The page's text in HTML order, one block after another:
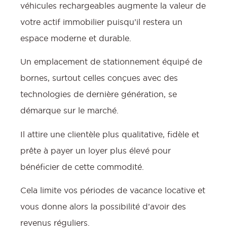
véhicules rechargeables augmente la valeur de
votre actif immobilier puisqu’il restera un
espace moderne et durable.
Un emplacement de stationnement équipé de
bornes, surtout celles conçues avec des
technologies de dernière génération, se
démarque sur le marché.
Il attire une clientèle plus qualitative, fidèle et
prête à payer un loyer plus élevé pour
bénéficier de cette commodité.
Cela limite vos périodes de vacance locative et
vous donne alors la possibilité d’avoir des
revenus réguliers.